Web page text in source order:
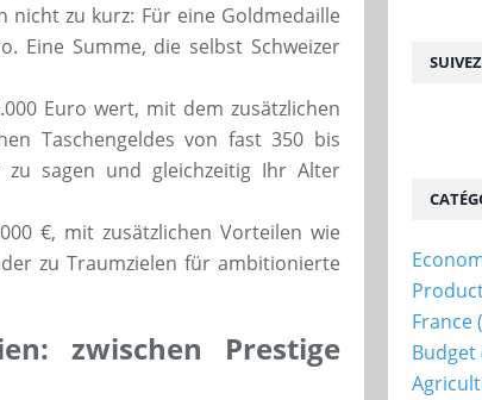
nicht zu kurz: Für eine Goldmedaille
Eine Summe, die selbst Schweizer
Euro wert, mit dem zusätzlichen
Taschengeldes von fast 350 bis
zu sagen und gleichzeitig Ihr Alter
€, mit zusätzlichen Vorteilen wie
zu Traumzielen für ambitionierte
zwischen Prestige
France
Budget